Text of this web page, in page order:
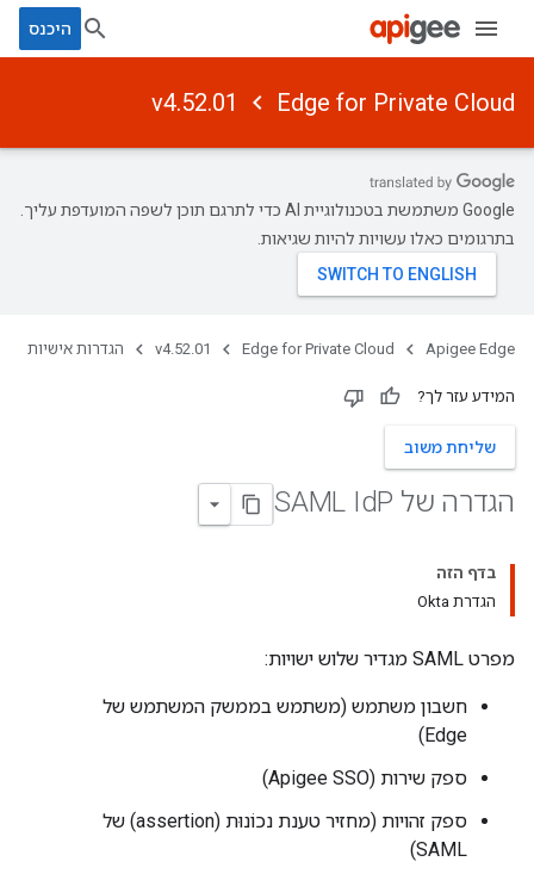
היכנס
Edge for Private Cloud
v4.52.01
‫Google משתמשת בטכנולוגיית AI כדי לתרגם תוכן לשפה המועדפת עליך.
בתרגומים כאלו עשויות להיות שגיאות.
Apigee Edge
Edge for Private Cloud
v4.52.01 הגדרות אישיות
המידע עזר לך?
שליחת משוב
הגדרה של SAML Id P
בדף הזה
הגדרת Okta
מפרט SAML מגדיר שלוש ישויות:
חשבון משתמש (משתמש בממשק המשתמש של
Edge)
ספק שירות (Apigee SSO)
ספק זהויות (מחזיר טענת נכוֹנוּת (assertion) של
SAML)